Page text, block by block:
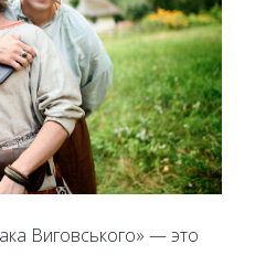
Виговського» — это